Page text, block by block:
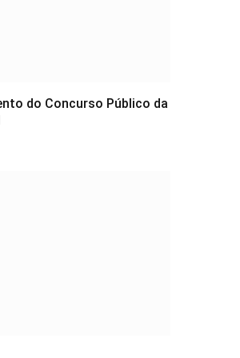
do Concurso Público da